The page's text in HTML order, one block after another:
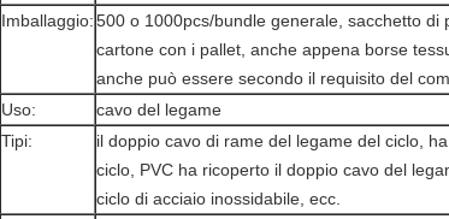
Imballaggio:500 o 1000pcs/bundle generale, sacchetto di
cartone con i pallet, anche appena borse
anche può essere secondo il requisito del
Uso:
cavo del legame
Tipi:
il doppio cavo di rame del legame del ciclo,
ciclo, PVC ha ricoperto il doppio cavo del
ciclo di acciaio inossidabile, ecc.